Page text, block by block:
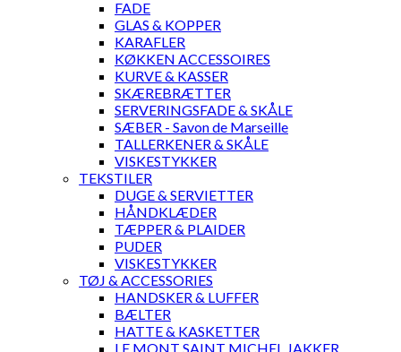
FADE
GLAS & KOPPER
KARAFLER
KØKKEN ACCESSOIRES
KURVE & KASSER
SKÆREBRÆTTER
SERVERINGSFADE & SKÅLE
SÆBER - Savon de Marseille
TALLERKENER & SKÅLE
VISKESTYKKER
TEKSTILER
DUGE & SERVIETTER
HÅNDKLÆDER
TÆPPER & PLAIDER
PUDER
VISKESTYKKER
TØJ & ACCESSORIES
HANDSKER & LUFFER
BÆLTER
HATTE & KASKETTER
LE MONT SAINT MICHEL JAKKER